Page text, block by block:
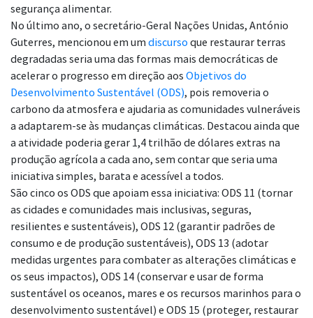
segurança alimentar.
No último ano, o secretário-Geral Nações Unidas, António
Guterres, mencionou em um discurso que restaurar terras
degradadas seria uma das formas mais democráticas de
acelerar o progresso em direção aos Objetivos do
Desenvolvimento Sustentável (ODS), pois removeria o
carbono da atmosfera e ajudaria as comunidades vulneráveis
a adaptarem-se às mudanças climáticas. Destacou ainda que
a atividade poderia gerar 1,4 trilhão de dólares extras na
produção agrícola a cada ano, sem contar que seria uma
iniciativa simples, barata e acessível a todos.
São cinco os ODS que apoiam essa iniciativa: ODS 11 (tornar
as cidades e comunidades mais inclusivas, seguras,
resilientes e sustentáveis), ODS 12 (garantir padrões de
consumo e de produção sustentáveis), ODS 13 (adotar
medidas urgentes para combater as alterações climáticas e
os seus impactos), ODS 14 (conservar e usar de forma
sustentável os oceanos, mares e os recursos marinhos para o
desenvolvimento sustentável) e ODS 15 (proteger, restaurar